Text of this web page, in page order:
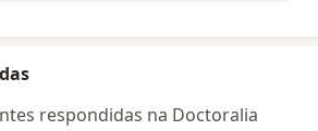
respondidas na Doctoralia